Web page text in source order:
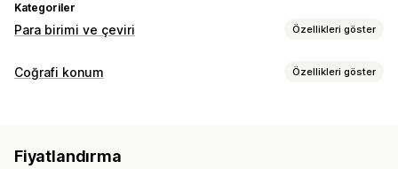
Kategoriler
Para birimi ve çeviri Özellikleri göster
Para birimi dönüştürme
Coğrafi konum Özellikleri göster
Fiyatlandırma